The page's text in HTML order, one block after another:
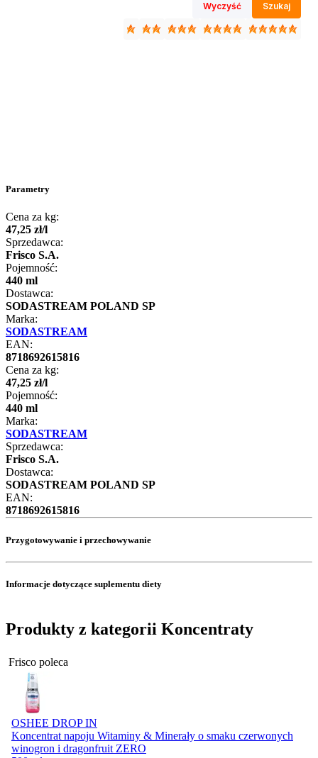
Wyczyść Szukaj
Parametry
Cena za kg:
47,25 zł/l
Sprzedawca:
Frisco S.A.
Pojemność:
440 ml
Dostawca:
SODASTREAM POLAND SP
Marka:
SODASTREAM
EAN:
8718692615816
Cena za kg:
47,25 zł/l
Pojemność:
440 ml
Marka:
SODASTREAM
Sprzedawca:
Frisco S.A.
Dostawca:
SODASTREAM POLAND SP
EAN:
8718692615816
Przygotowywanie i przechowywanie
Informacje dotyczące suplementu diety
Produkty z kategorii Koncentraty
Frisco poleca
OSHEE DROP IN
Koncentrat napoju Witaminy & Minerały o smaku czerwonych
winogron i dragonfruit ZERO